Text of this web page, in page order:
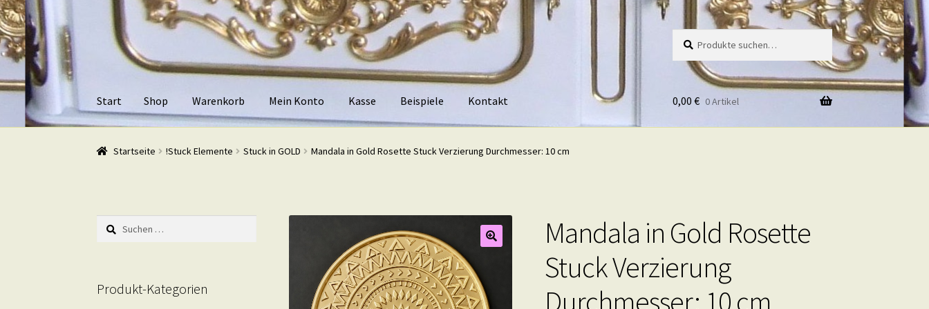
Zur
Navigation
springen
Zum
Inhalt
springen
nach:
Start Shop Warenkorb Mein Konto Kasse Beispiele Kontakt
Start ShopWarenkorb Mein Konto Kasse Beispiele Kontakt
0,00 € 0 Artikel
Startseite !Stuck Elemente Stuck in GOLD Mandala in Gold Rosette Stuck Verzierung Durchmesser: 10 cm
Mandala in Gold Rosette
Stuck Verzierung
Durchmesser: 10 cm
Suchen
nach:
Produkt-Kategorien